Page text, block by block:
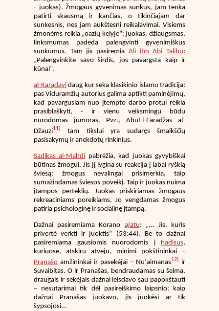
- juokas). Žmogaus gyvenimas sunkus, jam tenka
patirti skausmą ir kančias, o tikinčiajam dar
sunkesnis, nes jam aukštesni reikalavimai. Visiems
žmonėms reikia „oazių kelyje“: juokas, džiaugsmas,
linksmumas padeda palengvinti gyvenimiškus
sunkumus. Tam jis pasiremia Ali ibn Abi Talibu:
„Palengvinkite savo širdis, jos pavargsta kaip ir
kūnai“.
al-Karadavi daug kur seka klasikinio islamo tradicija:
pas Viduramžių autorius galima aptikti paminėjimų,
kad pavargusiam nuo įtempto darbo protui reikia
prasiblaškyti, - ir vienu veiksmingu būdu
nurodomas jumoras. Pvz., Abul-l-Faradžas al-
Džauzi11)
tam tikslui yra sudaręs šmaikščių
pasisakymų ir anekdotų rinkinius.
Sadikas al-Mahdi pabrėžia, kad juokas gyvybiškai
būtinas žmogui. Jis jį lygina su reakcija į labai ryškią
šviesą: žmogus nevalingai prisimerkia, taip
sumažindamas šviesos poveikį. Taip ir juokas nuima
įtampos perteklių. Juokas priskiriamas žmogaus
rekreaciniams poreikiams. Jo vengdamas žmogus
patiria psichologinę ir socialinę įtampą.
Dažnai pasiremiama Korano ajatu: „... Jis, kuris
privertė verkti ir juoktis“ (53:44). Be to dažnai
pasiremiama gausiomis nuorodomis į
hadisus,
kuriuose, atskiru atveju, minimi pokštininkai –
Pranašo amžininkai ir pasekėjai – Nu‘aimanas12) ir
Suvaibitas. O ir Pranašas, bendraudamas su šeima,
draugais ir sekėjais dažnai leisdavo sau papokštauti
– nesutarimai tik dėl pasireiškimo laipsnio: kaip
dažnai Pranašas juokavo, jis juokėsi ar tik
šypsojosi...